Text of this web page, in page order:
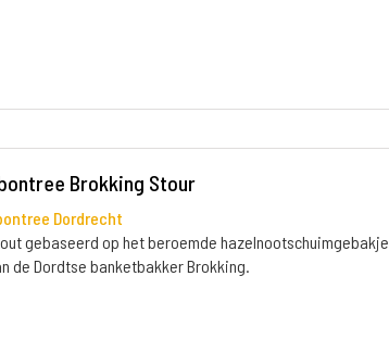
Brokking Stour
Dordrecht
gebaseerd op het beroemde hazelnootschuimgebakje
de Dordtse banketbakker Brokking.